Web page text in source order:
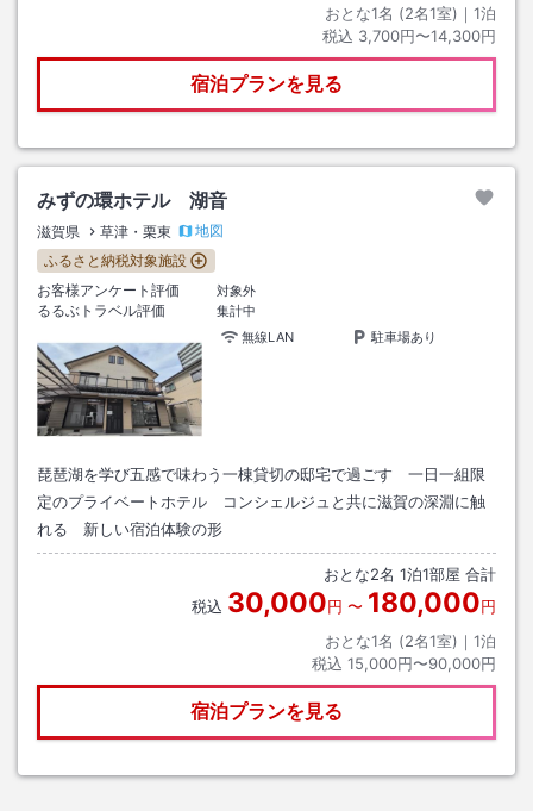
おとな1名 (2名1室)｜ 1泊
税込 3,700円〜14,300円
宿泊プランを見る
みずの環ホテル 湖音
滋賀県 草津・栗東
地図
ふるさと納税対象施設
お客様アンケート評価
対象外
るるぶトラベル評価
集計中
無線LAN
駐車場あり
琵琶湖を学び五感で味わう一棟貸切の邸宅で過ごす 一日一組限
定のプライベートホテル コンシェルジュと共に滋賀の深淵に触
れる 新しい宿泊体験の形
おとな2名 1泊1部屋 合計
税込 30,000円 〜 180,000円
おとな1名 (2名1室)｜ 1泊
税込 15,000円〜90,000円
宿泊プランを見る